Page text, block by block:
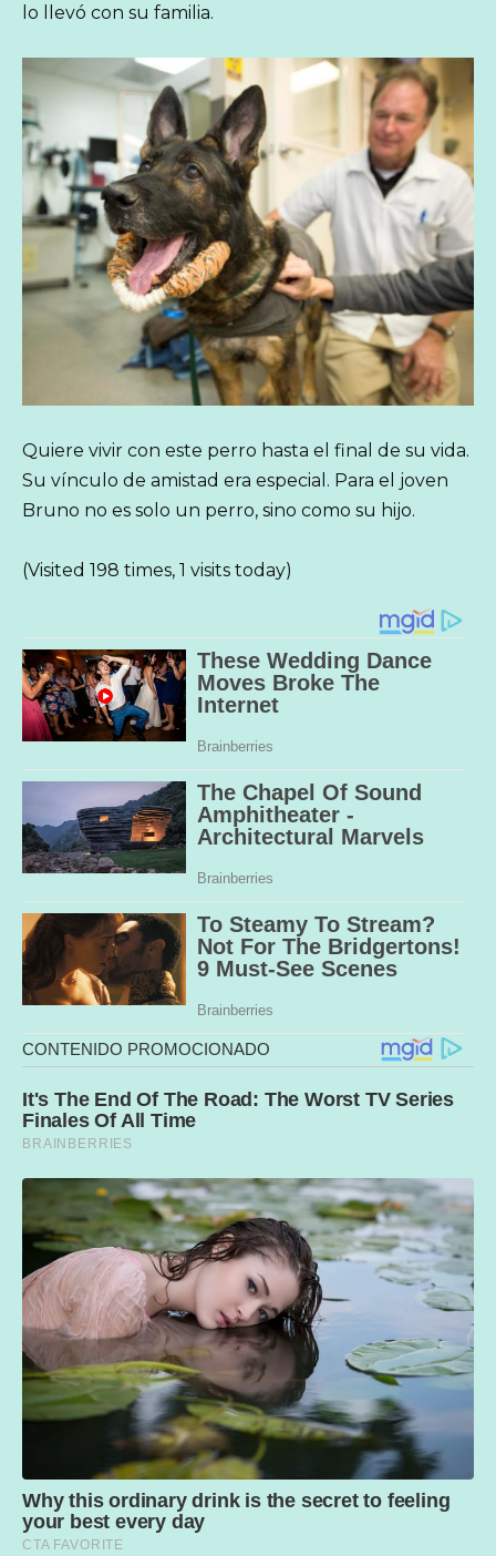
lo llevó con su familia.
Quiere vivir con este perro hasta el final de su vida.
Su vínculo de amistad era especial. Para el joven
Bruno no es solo un perro, sino como su hijo.
(Visited 198 times, 1 visits today)